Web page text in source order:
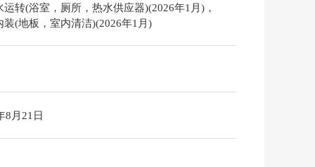
运转(浴室，厕所，热水供应器)(2026年1月)，
装(地板，室内清洁)(2026年1月)
8月21日